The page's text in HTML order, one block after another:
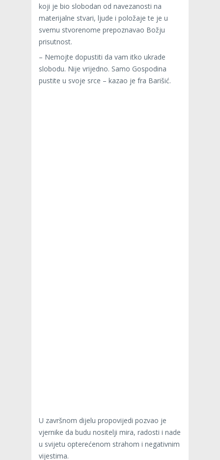
koji je bio slobodan od navezanosti na
materijalne stvari, ljude i položaje te je u
svemu stvorenome prepoznavao Božju
prisutnost.
– Nemojte dopustiti da vam itko ukrade
slobodu. Nije vrijedno. Samo Gospodina
pustite u svoje srce – kazao je fra Barišić.
U završnom dijelu propovijedi pozvao je
vjernike da budu nositelji mira, radosti i nade
u svijetu opterećenom strahom i negativnim
vijestima.